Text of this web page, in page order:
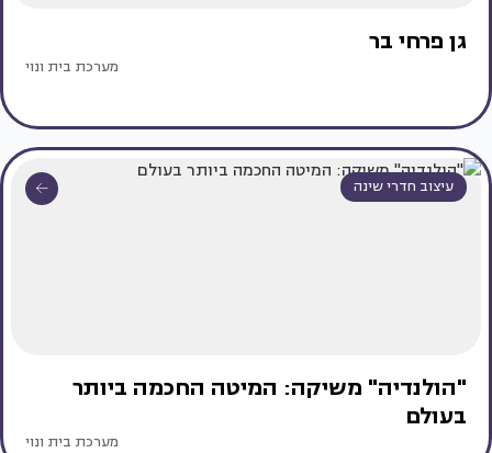
גן פרחי בר
מערכת בית ונוי
עיצוב חדרי שינה
"הולנדיה" משיקה: המיטה החכמה ביותר
בעולם
מערכת בית ונוי